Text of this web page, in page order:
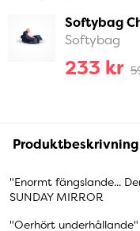
Softybag
Softybag
233 kr
Produktbeskrivning
"Enormt fängslande...
SUNDAY MIRROR
"Oerhört underhållande"